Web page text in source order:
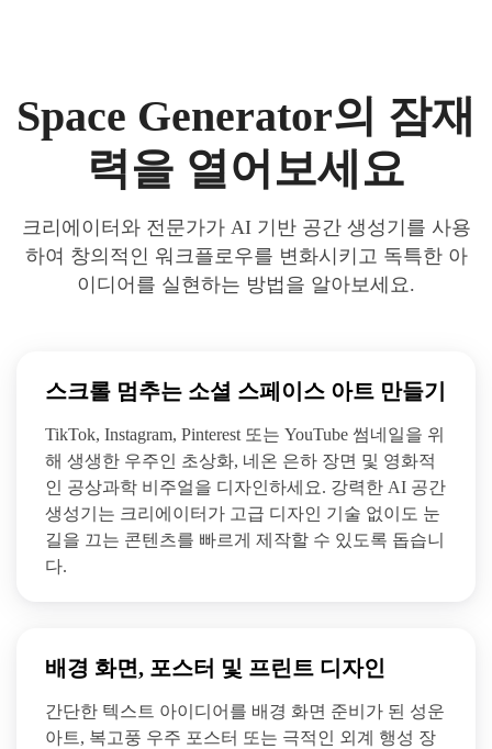
Space Generator의 잠재
력을 열어보세요
크리에이터와 전문가가 AI 기반 공간 생성기를 사용
하여 창의적인 워크플로우를 변화시키고 독특한 아
이디어를 실현하는 방법을 알아보세요.
스크롤 멈추는 소셜 스페이스 아트 만들기
TikTok, Instagram, Pinterest 또는 YouTube 썸네일을 위
해 생생한 우주인 초상화, 네온 은하 장면 및 영화적
인 공상과학 비주얼을 디자인하세요. 강력한 AI 공간
생성기는 크리에이터가 고급 디자인 기술 없이도 눈
길을 끄는 콘텐츠를 빠르게 제작할 수 있도록 돕습니
다.
배경 화면, 포스터 및 프린트 디자인
간단한 텍스트 아이디어를 배경 화면 준비가 된 성운
아트, 복고풍 우주 포스터 또는 극적인 외계 행성 장